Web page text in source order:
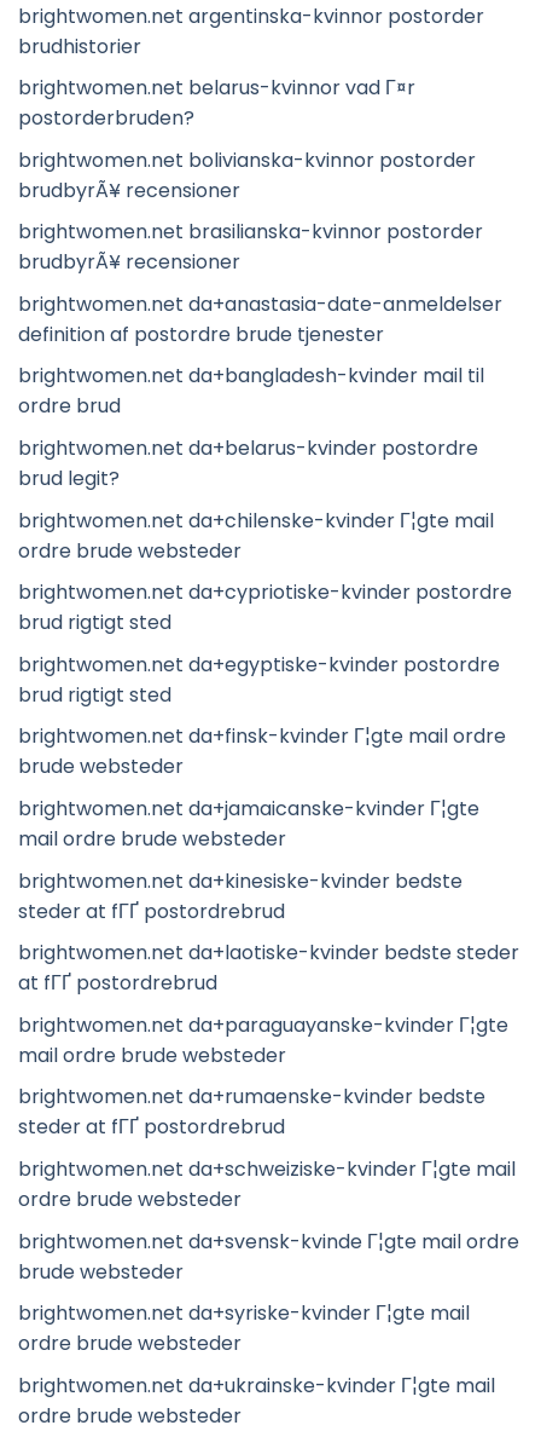
brightwomen.net argentinska-kvinnor postorder
brudhistorier
brightwomen.net belarus-kvinnor vad Г¤r
postorderbruden?
brightwomen.net bolivianska-kvinnor postorder
brudbyrÃ¥ recensioner
brightwomen.net brasilianska-kvinnor postorder
brudbyrÃ¥ recensioner
brightwomen.net da+anastasia-date-anmeldelser
definition af postordre brude tjenester
brightwomen.net da+bangladesh-kvinder mail til
ordre brud
brightwomen.net da+belarus-kvinder postordre
brud legit?
brightwomen.net da+chilenske-kvinder Г¦gte mail
ordre brude websteder
brightwomen.net da+cypriotiske-kvinder postordre
brud rigtigt sted
brightwomen.net da+egyptiske-kvinder postordre
brud rigtigt sted
brightwomen.net da+finsk-kvinder Г¦gte mail ordre
brude websteder
brightwomen.net da+jamaicanske-kvinder Г¦gte
mail ordre brude websteder
brightwomen.net da+kinesiske-kvinder bedste
steder at fГҐ postordrebrud
brightwomen.net da+laotiske-kvinder bedste steder
at fГҐ postordrebrud
brightwomen.net da+paraguayanske-kvinder Г¦gte
mail ordre brude websteder
brightwomen.net da+rumaenske-kvinder bedste
steder at fГҐ postordrebrud
brightwomen.net da+schweiziske-kvinder Г¦gte mail
ordre brude websteder
brightwomen.net da+svensk-kvinde Г¦gte mail ordre
brude websteder
brightwomen.net da+syriske-kvinder Г¦gte mail
ordre brude websteder
brightwomen.net da+ukrainske-kvinder Г¦gte mail
ordre brude websteder